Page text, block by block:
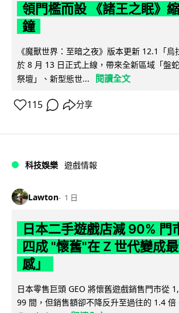
領門檻而設 《諸王之眠》
鐘
《魔獸世界：至暗之夜》版本更新 12.1「
於 8 月 13 日正式上線，帶來全新區域「盤
祭壇」、新型態世...
閱讀全文
115 分享
科技娛樂 遊戲情報
Lawton 1 日
日本二手遊戲店減 90% 門
四成 "懷舊"在 Z 世代變成
感」
日本零售巨頭 GEO 將懷舊遊戲銷售門市從
99 間，但銷售額卻不降反升至過往的 1.4 倍